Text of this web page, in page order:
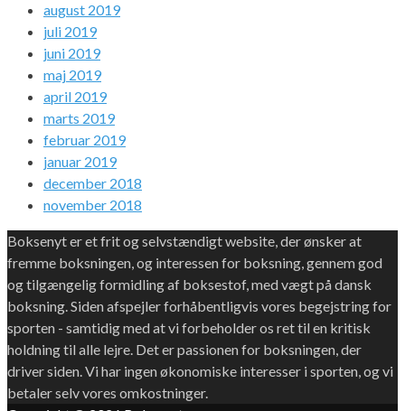
august 2019
juli 2019
juni 2019
maj 2019
april 2019
marts 2019
februar 2019
januar 2019
december 2018
november 2018
Boksenyt er et frit og selvstændigt website, der ønsker at
fremme boksningen, og interessen for boksning, gennem god
og tilgængelig formidling af boksestof, med vægt på dansk
boksning. Siden afspejler forhåbentligvis vores begejstring for
sporten - samtidig med at vi forbeholder os ret til en kritisk
holdning til alle lejre. Det er passionen for boksningen, der
driver siden. Vi har ingen økonomiske interesser i sporten, og vi
betaler selv vores omkostninger.